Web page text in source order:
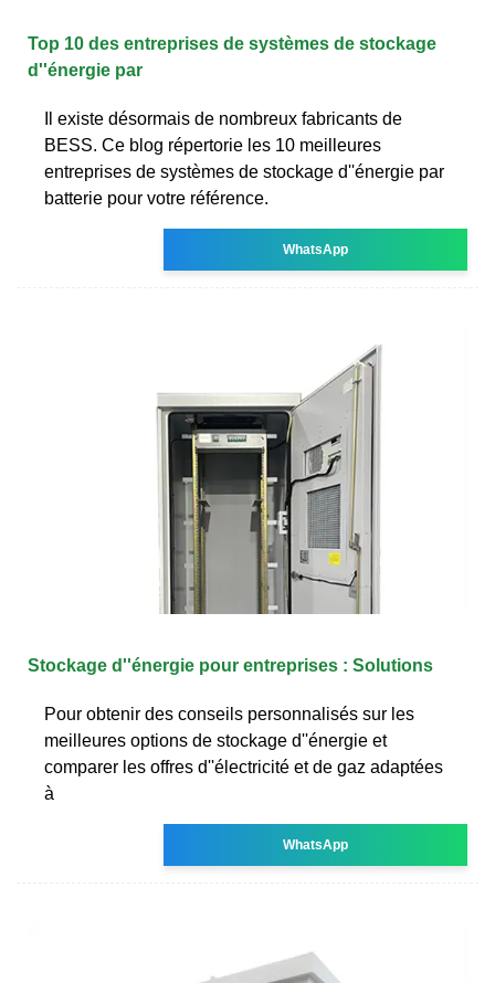
Top 10 des entreprises de systèmes de stockage
d''énergie par
Il existe désormais de nombreux fabricants de
BESS. Ce blog répertorie les 10 meilleures
entreprises de systèmes de stockage d''énergie par
batterie pour votre référence.
WhatsApp
Stockage d''énergie pour entreprises : Solutions
Pour obtenir des conseils personnalisés sur les
meilleures options de stockage d''énergie et
comparer les offres d''électricité et de gaz adaptées
à
WhatsApp